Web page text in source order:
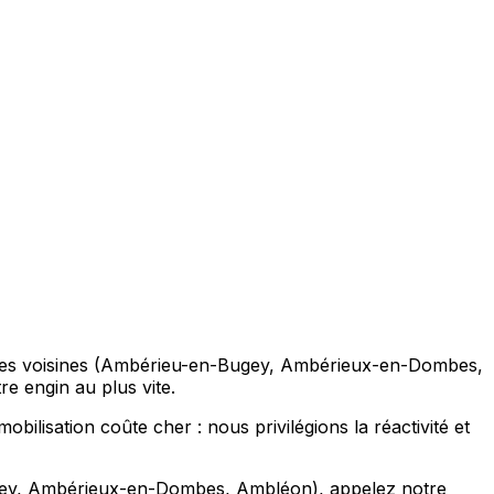
voisines (Ambérieu-en-Bugey, Ambérieux-en-Dombes,
engin au plus vite.
coûte cher : nous privilégions la réactivité et
Ambérieux-en-Dombes, Ambléon), appelez notre